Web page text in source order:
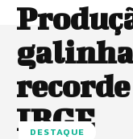
IBGE
DESTAQUE